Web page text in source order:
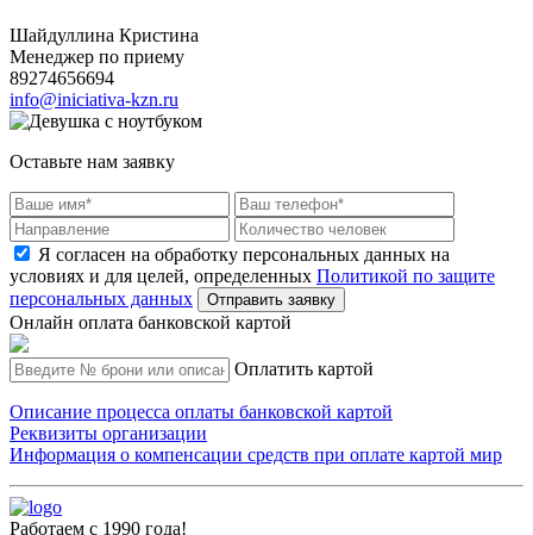
Шайдуллина Кристина
Менеджер по приему
89274656694
info@iniciativa-kzn.ru
Оставьте нам заявку
Я согласен на обработку персональных данных на
условиях и для целей, определенных Политикой по защите
персональных данных
Отправить заявку
Онлайн оплата банковской картой
Оплатить картой
Описание процесса оплаты банковской картой
Реквизиты организации
Информация о компенсации средств при оплате картой мир
Работаем с 1990 года!